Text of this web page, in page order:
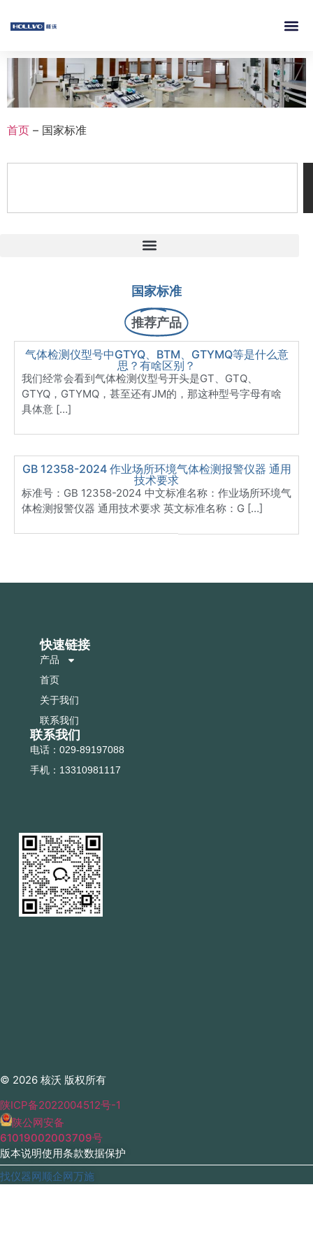
首页 – 国家标准
国家标准
推荐产品
气体检测仪型号中GTYQ、BTM、GTYMQ等是什么意
思？有啥区别？
我们经常会看到气体检测仪型号开头是GT、GTQ、
GTYQ，GTYMQ，甚至还有JM的，那这种型号字母有啥
具体意 […]
GB 12358-2024 作业场所环境气体检测报警仪器 通用
技术要求
标准号：GB 12358-2024 中文标准名称：作业场所环境气
体检测报警仪器 通用技术要求 英文标准名称：G […]
快速链接
产品
首页
关于我们
联系我们
联系我们
电话：029-89197088
手机：13310981117
© 2026 核沃 版权所有
陕ICP备2022004512号-1
陕公网安备
61019002003709号
版本说明使用条款数据保护
找仪器网顺企网万施